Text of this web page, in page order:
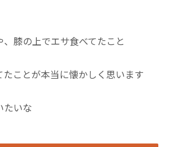
膝の上でエサ食べてたこと
ことが本当に懐かしく思います
たいな